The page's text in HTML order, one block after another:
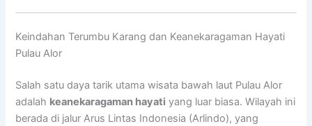
Keindahan Terumbu Karang dan Keanekaragaman Hayati
Pulau Alor
Salah satu daya tarik utama wisata bawah laut Pulau Alor
adalah keanekaragaman hayati yang luar biasa. Wilayah ini
berada di jalur Arus Lintas Indonesia (Arlindo), yang